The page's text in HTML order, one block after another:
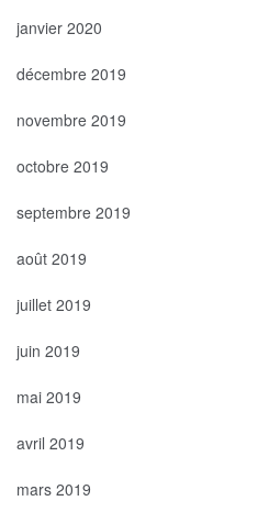
janvier 2020
décembre 2019
novembre 2019
octobre 2019
septembre 2019
août 2019
juillet 2019
juin 2019
mai 2019
avril 2019
mars 2019